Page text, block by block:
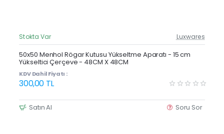
Güncel Fiyat
Yeni Ürün
Stokta Var Luxwares
50x50 Menhol Rögar Kutusu Yükseltme Aparatı - 15 cm
Yükseltici Çerçeve - 48CM X 48CM
KDV Dahil Fiyatı :
300,00 TL
Satın Al Soru Sor